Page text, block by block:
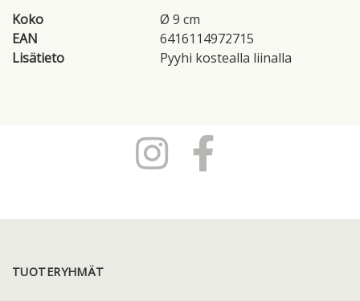
Koko
Ø 9 cm
EAN
6416114972715
Lisätieto
Pyyhi kostealla liinalla
TUOTERYHMÄT